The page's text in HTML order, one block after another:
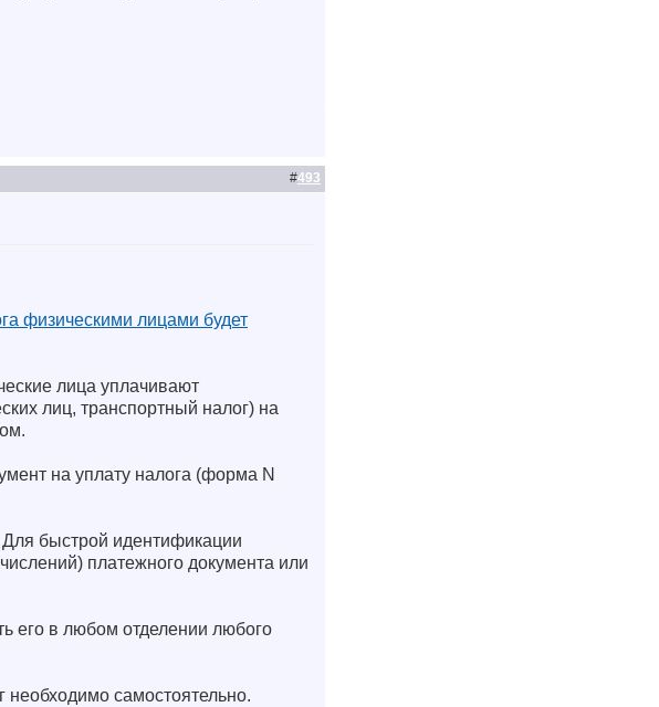
#493
физическими лицами будет
лица уплачивают
лиц, транспортный налог) на
на уплату налога (форма N
быстрой идентификации
платежного документа или
его в любом отделении любого
необходимо самостоятельно.